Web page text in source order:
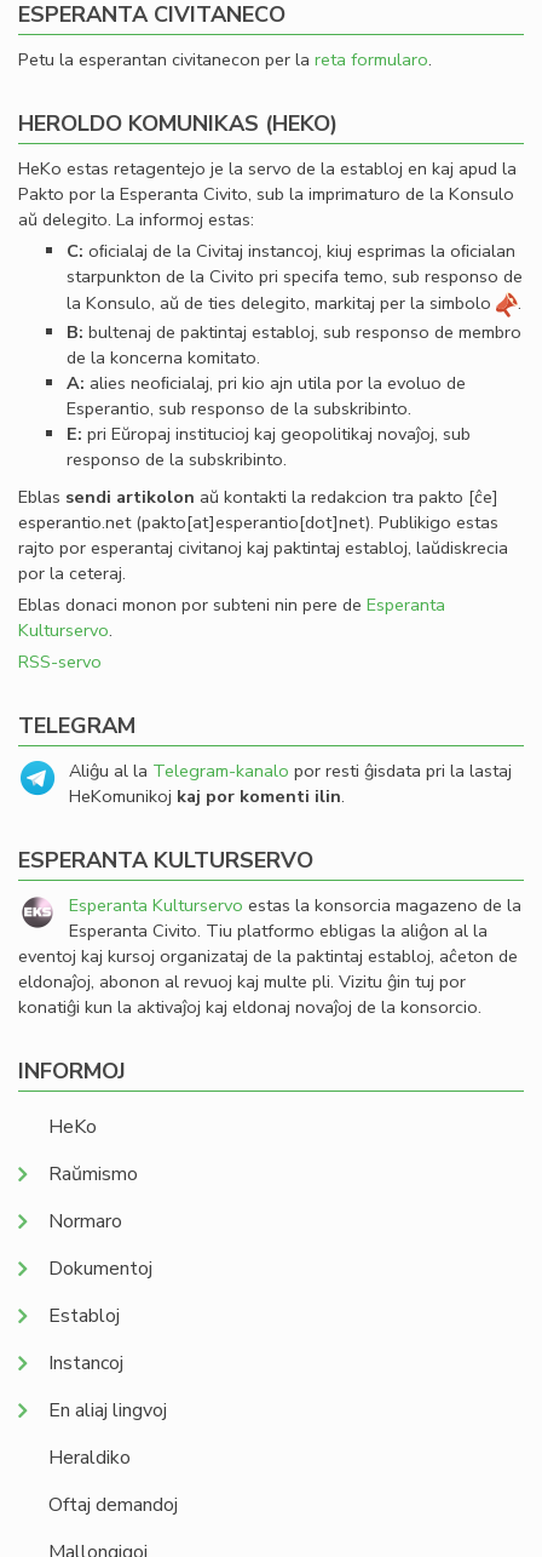
ESPERANTA CIVITANECO
Petu la esperantan civitanecon per la reta formularo.
HEROLDO KOMUNIKAS (HEKO)
HeKo estas retagentejo je la servo de la establoj en kaj apud la
Pakto por la Esperanta Civito, sub la imprimaturo de la Konsulo
aŭ delegito. La informoj estas:
C: oﬁcialaj de la Civitaj instancoj, kiuj esprimas la oﬁcialan
starpunkton de la Civito pri specifa temo, sub responso de
la Konsulo, aŭ de ties delegito, markitaj per la simbolo
.
B: bultenaj de paktintaj establoj, sub responso de membro
de la koncerna komitato.
A: alies neoﬁcialaj, pri kio ajn utila por la evoluo de
Esperantio, sub responso de la subskribinto.
E: pri Eŭropaj institucioj kaj geopolitikaj novaĵoj, sub
responso de la subskribinto.
Eblas sendi artikolon aŭ kontakti la redakcion tra pakto [ĉe]
esperantio.net(pakto[at]esperantio[dot]net). Publikigo estas
rajto por esperantaj civitanoj kaj paktintaj establoj, laŭdiskrecia
por la ceteraj.
Eblas donaci monon por subteni nin pere de Esperanta
Kulturservo.
RSS-servo
TELEGRAM
Aliĝu al la Telegram-kanalo por resti ĝisdata pri la lastaj
HeKomunikoj kaj por komenti ilin.
ESPERANTA KULTURSERVO
Esperanta Kulturservo estas la konsorcia magazeno de la
Esperanta Civito. Tiu platformo ebligas la aliĝon al la
eventoj kaj kursoj organizataj de la paktintaj establoj, aĉeton de
eldonaĵoj, abonon al revuoj kaj multe pli. Vizitu ĝin tuj por
konatiĝi kun la aktivaĵoj kaj eldonaj novaĵoj de la konsorcio.
INFORMOJ
HeKo
Raŭmismo
Normaro
Dokumentoj
Establoj
Instancoj
En aliaj lingvoj
Heraldiko
Oftaj demandoj